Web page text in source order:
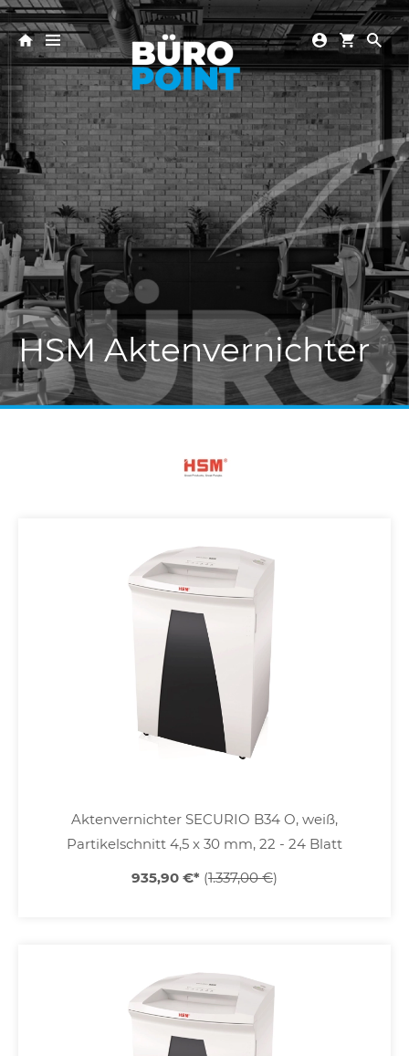
HSM Aktenvernichter
Aktenvernichter SECURIO B34 O, weiß,
Partikelschnitt 4,5 x 30 mm, 22 - 24 Blatt
935,90 €* (1.337,00 €)